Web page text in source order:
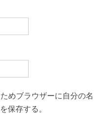
めブラウザーに自分の名
保存する。